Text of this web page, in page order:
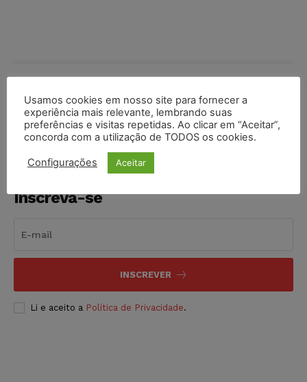
Inscreva-se
INSCREVER
Li e aceito a Política de Privacidade.
Usamos cookies em nosso site para fornecer a
experiência mais relevante, lembrando suas
preferências e visitas repetidas. Ao clicar em “Aceitar”,
concorda com a utilização de TODOS os cookies.
Configurações Aceitar